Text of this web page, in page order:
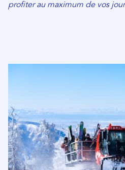
profiter au maximum de vos